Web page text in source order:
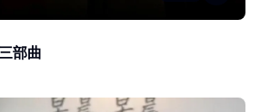
部曲